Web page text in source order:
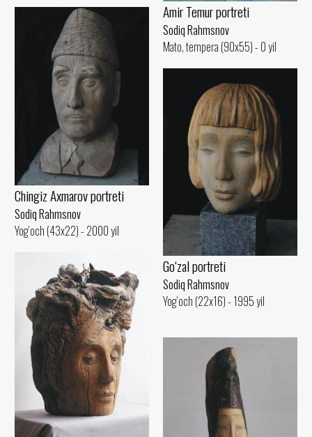
Amir Temur portreti
Sodiq Rahmsnov
Mato, tempera (90x55) - 0 yil
Chingiz Axmarov portreti
Sodiq Rahmsnov
Yog‘och (43x22) - 2000 yil
Go‘zal portreti
Sodiq Rahmsnov
Yog‘och (22x16) - 1995 yil